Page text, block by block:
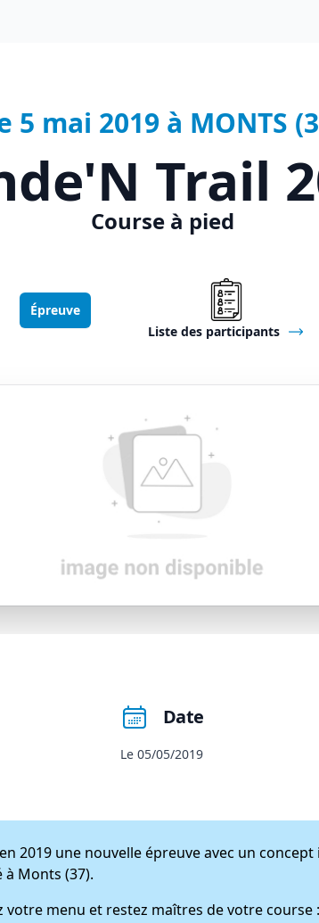
5 mai 2019 à MONTS
Trail
Course à pied
Épreuve
Liste des participants
Date
Le 05/05/2019
2019 une nouvelle épreuve avec un concept
à Monts (37).
menu et restez maîtres de votre course :